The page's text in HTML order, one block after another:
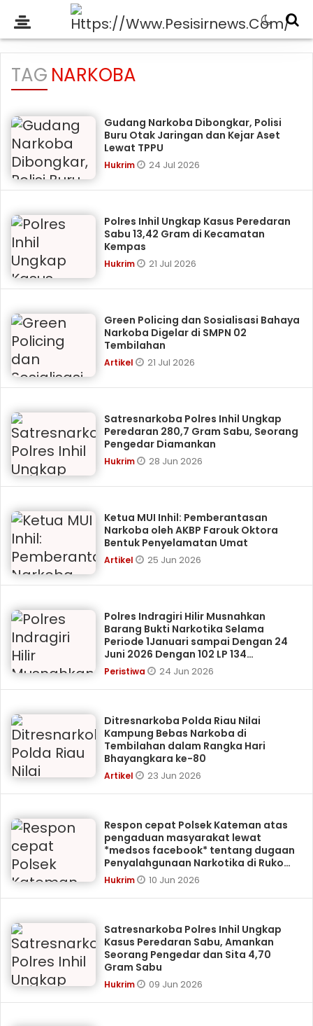
TAG NARKOBA
Gudang Narkoba Dibongkar, Polisi
Buru Otak Jaringan dan Kejar Aset
Lewat TPPU
Hukrim 24 Jul 2026
Polres Inhil Ungkap Kasus Peredaran
Sabu 13,42 Gram di Kecamatan
Kempas
Hukrim 21 Jul 2026
Green Policing dan Sosialisasi Bahaya
Narkoba Digelar di SMPN 02
Tembilahan
Artikel 21 Jul 2026
Satresnarkoba Polres Inhil Ungkap
Peredaran 280,7 Gram Sabu, Seorang
Pengedar Diamankan
Hukrim 28 Jun 2026
Ketua MUI Inhil: Pemberantasan
Narkoba oleh AKBP Farouk Oktora
Bentuk Penyelamatan Umat
Artikel 25 Jun 2026
Polres Indragiri Hilir Musnahkan
Barang Bukti Narkotika Selama
Periode 1Januari sampai Dengan 24
Juni 2026 Dengan 102 LP 134
Tersangka
Peristiwa 24 Jun 2026
Ditresnarkoba Polda Riau Nilai
Kampung Bebas Narkoba di
Tembilahan dalam Rangka Hari
Bhayangkara ke-80
Artikel 23 Jun 2026
Respon cepat Polsek Kateman atas
pengaduan masyarakat lewat
*medsos facebook* tentang dugaan
Penyalahgunaan Narkotika di Ruko
Salon WN Kel. Tagaraja K
Hukrim 10 Jun 2026
Satresnarkoba Polres Inhil Ungkap
Kasus Peredaran Sabu, Amankan
Seorang Pengedar dan Sita 4,70
Gram Sabu
Hukrim 09 Jun 2026